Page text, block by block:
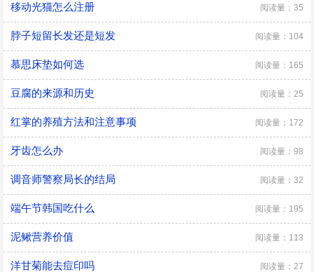
移动光猫怎么注册 阅读量：35
脖子短留长发还是短发 阅读量：104
慕思床垫如何选 阅读量：165
豆腐的来源和历史 阅读量：25
红掌的养殖方法和注意事项 阅读量：172
牙齿怎么办 阅读量：98
调音师警察局长的结局 阅读量：32
端午节韩国吃什么 阅读量：195
泥鳅营养价值 阅读量：113
洋甘菊能去痘印吗 阅读量：27